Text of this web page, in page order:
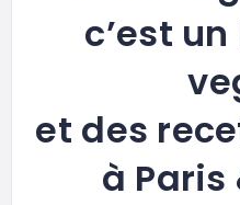
c’est
et des
à Paris